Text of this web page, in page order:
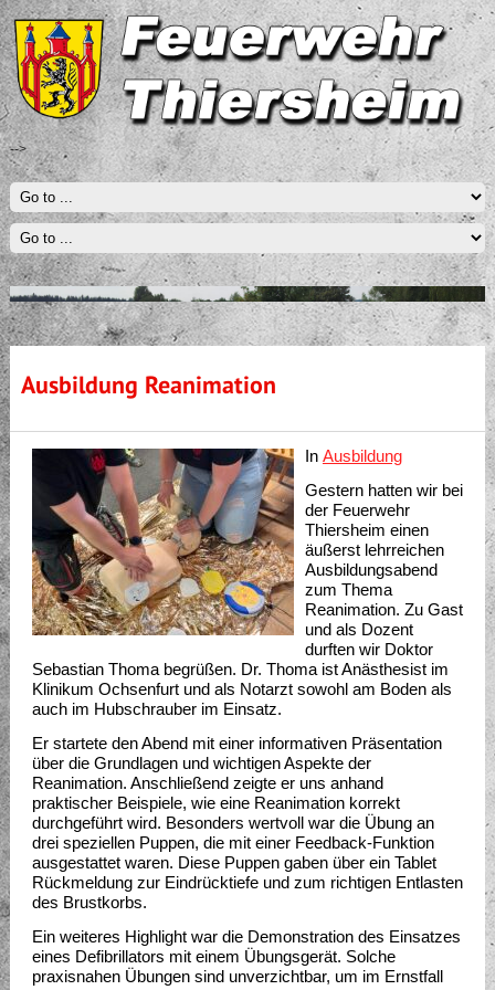
-->
Ausbildung Reanimation
In Ausbildung
Gestern hatten wir bei
der Feuerwehr
Thiersheim einen
äußerst lehrreichen
Ausbildungsabend
zum Thema
Reanimation. Zu Gast
und als Dozent
durften wir Doktor
Sebastian Thoma begrüßen. Dr. Thoma ist Anästhesist im
Klinikum Ochsenfurt und als Notarzt sowohl am Boden als
auch im Hubschrauber im Einsatz.
Er startete den Abend mit einer informativen Präsentation
über die Grundlagen und wichtigen Aspekte der
Reanimation. Anschließend zeigte er uns anhand
praktischer Beispiele, wie eine Reanimation korrekt
durchgeführt wird. Besonders wertvoll war die Übung an
drei speziellen Puppen, die mit einer Feedback-Funktion
ausgestattet waren. Diese Puppen gaben über ein Tablet
Rückmeldung zur Eindrücktiefe und zum richtigen Entlasten
des Brustkorbs.
Ein weiteres Highlight war die Demonstration des Einsatzes
eines Defibrillators mit einem Übungsgerät. Solche
praxisnahen Übungen sind unverzichtbar, um im Ernstfall